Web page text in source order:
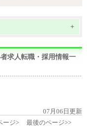
+
求人転職・採用情報一
07月06日更新
ージ> 最後のページ>>